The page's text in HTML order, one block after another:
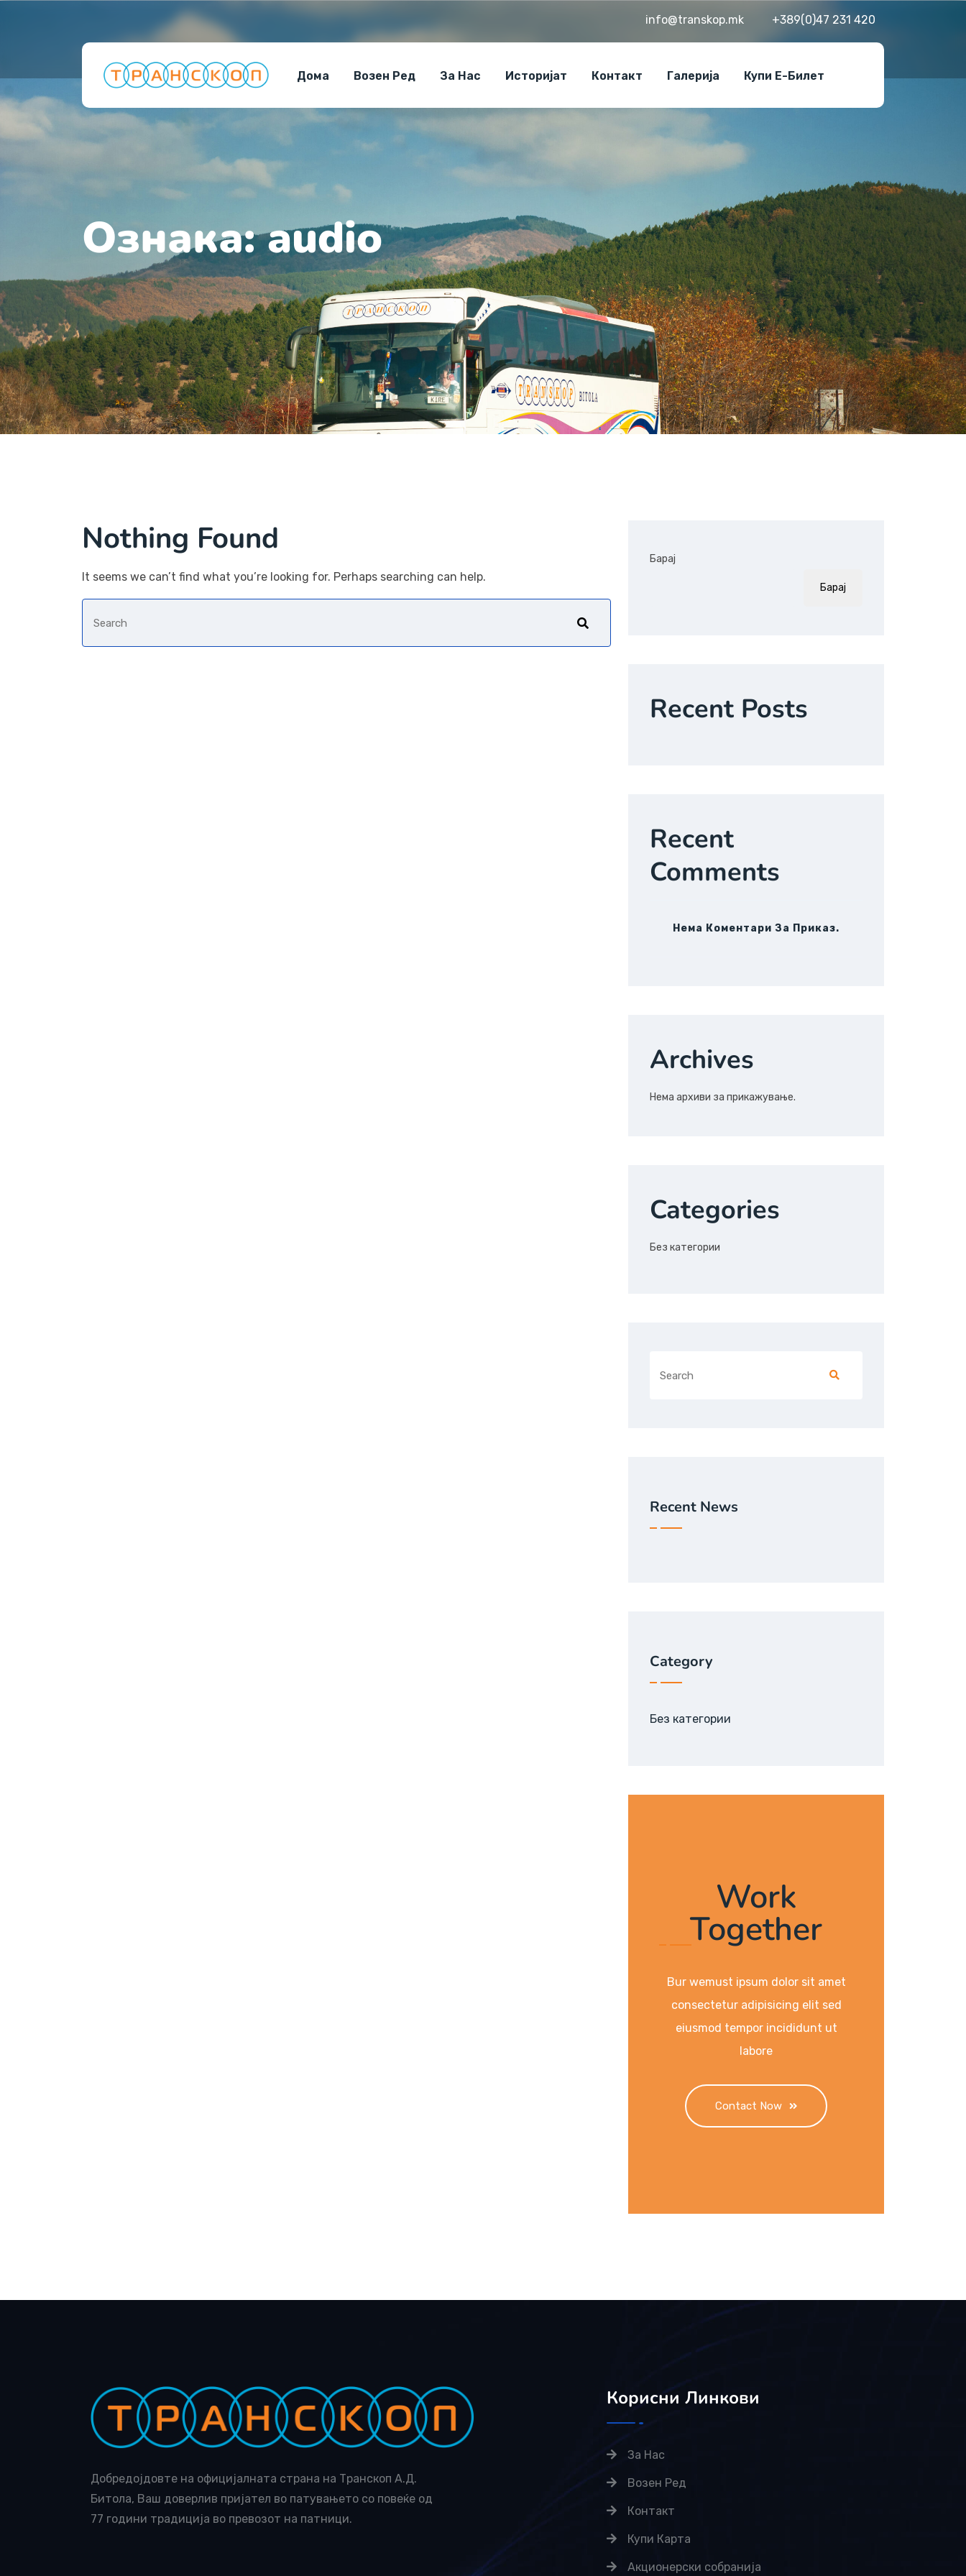
info@transkop.mk +389(0)47 231 420
Дома Возен Ред За Нас Историјат Контакт Галерија Купи Е-Билет
Ознака:audio
Nothing Found
It seems we can’t find what you’re looking for. Perhaps searching can help.
Барај
Барај
Recent Posts
Recent
Comments
Нема Коментари За Приказ.
Archives
Нема архиви за прикажување.
Categories
Без категории
Recent News
Category
Без категории
Work
Together
Bur wemust ipsum dolor sit amet
consectetur adipisicing elit sed
eiusmod tempor incididunt ut
labore
Contact Now
Добредојдовте на официјалната страна на Транскоп А.Д.
Битола, Ваш доверлив пријател во патувањето со повеќе од
77 години традиција во превозот на патници.
Корисни Линкови
За Нас
Возен Ред
Контакт
Купи Карта
Акционерски собранија